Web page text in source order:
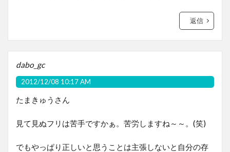
返信
dabo_gc
2012/12/08 10:17 AM
たまきゅうさん
見て見ぬフリは苦手ですかぁ。苦労しますね～～。(笑)
でもやっぱり正しいと思うことは主張しないと自分の存